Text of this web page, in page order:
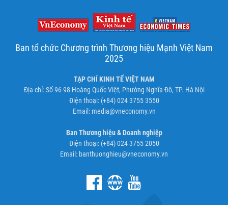
Ban tổ chức Chương trình Thương hiệu Mạnh Việt Nam
2025
TẠP CHÍ KINH TẾ VIỆT NAM
Địa chỉ: Số 96-98 Hoàng Quốc Việt, Phường Nghĩa Đô, TP. Hà Nội
Điện thoại: (+84) 024 3755 3550
Email: media@vneconomy.vn
Ban Thương hiệu & Doanh nghiệp
Điện thoại: (+84) 024 3755 2050
Email: banthuonghieu@vneconomy.vn